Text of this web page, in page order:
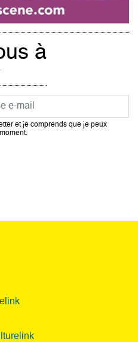
à
et je comprends que je peux